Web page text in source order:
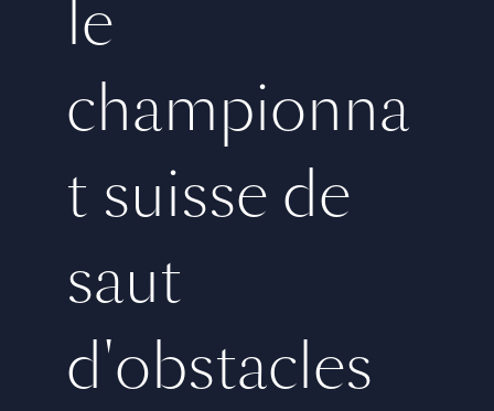
le
championna
t suisse de
saut
d'obstacles